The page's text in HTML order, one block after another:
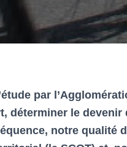
par
déterminer le devenir
notre qualité